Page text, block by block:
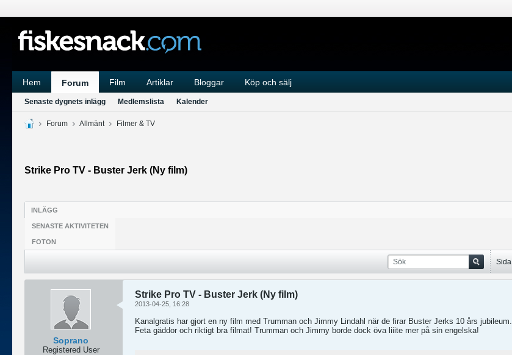
Hem Forum Film Artiklar Bloggar Köp och sälj
Senaste dygnets inlägg Medlemslista Kalender
Forum Allmänt Filmer & TV
Strike Pro TV - Buster Jerk (Ny film)
INLÄGG
SENASTE AKTIVITETEN
FOTON
Sida
Soprano
Registered User
Strike Pro TV - Buster Jerk (Ny film)
2013-04-25, 16:28
Kanalgratis har gjort en ny film med Trumman och Jimmy Lindahl när de firar Buster Jerks 10 års jubileum.
Feta gäddor och riktigt bra filmat! Trumman och Jimmy borde dock öva liiite mer på sin engelska!